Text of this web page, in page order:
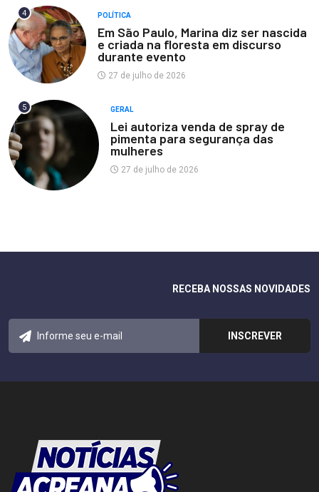
4 POLÍTICA
Em São Paulo, Marina diz ser nascida
e criada na floresta em discurso
durante evento
27 de julho de 2026
5 GERAL
Lei autoriza venda de spray de
pimenta para segurança das
mulheres
27 de julho de 2026
RECEBA NOSSAS NOVIDADES